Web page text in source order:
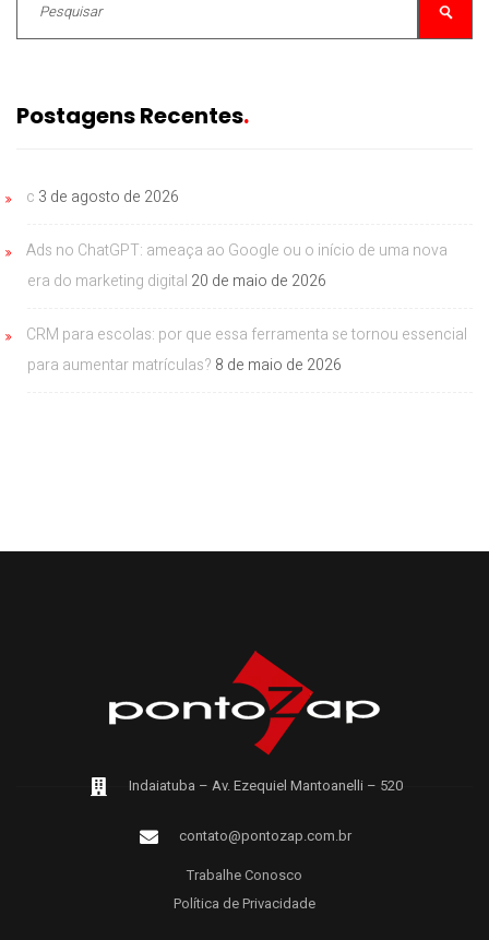
Postagens Recentes
c 3 de agosto de 2026
Ads no ChatGPT: ameaça ao Google ou o início de uma nova
era do marketing digital 20 de maio de 2026
CRM para escolas: por que essa ferramenta se tornou essencial
para aumentar matrículas? 8 de maio de 2026
Indaiatuba – Av. Ezequiel Mantoanelli – 520
contato@pontozap.com.br
Trabalhe Conosco
Política de Privacidade